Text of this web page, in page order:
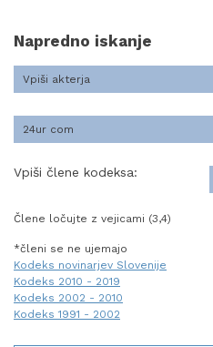
Napredno iskanje
Vpiši člene kodeksa:
Člene ločujte z vejicami (3,4)
*členi se ne ujemajo
Kodeks novinarjev Slovenije
Kodeks 2010 - 2019
Kodeks 2002 - 2010
Kodeks 1991 - 2002